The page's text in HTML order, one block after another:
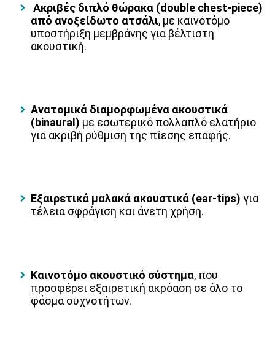
Ακριβές διπλό θώρακα (double chest-piece)
από ανοξείδωτο ατσάλι, με καινοτόμο
υποστήριξη μεμβράνης για βέλτιστη
ακουστική.
Ανατομικά διαμορφωμένα ακουστικά
(binaural) με εσωτερικό πολλαπλό ελατήριο
για ακριβή ρύθμιση της πίεσης επαφής.
Εξαιρετικά μαλακά ακουστικά (ear-tips) για
τέλεια σφράγιση και άνετη χρήση.
Καινοτόμο ακουστικό σύστημα, που
προσφέρει εξαιρετική ακρόαση σε όλο το
φάσμα συχνοτήτων.